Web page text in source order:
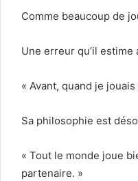
Comme beaucoup de
Une erreur qu’il
« Avant, quand je
Sa philosophie est
« Tout le monde joue
partenaire. »